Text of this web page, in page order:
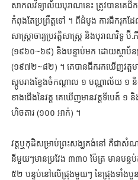
សាកលវិទ្យាល័យបុរាណនេះ ត្រូវបានគេជីក
កំពុងតែប្រព្រឹត្តទៅ ។ ពីដំបូង ការជីករុក
សាស្ត្រាចារ្យប្រវត្តិសាស្ត្រ និងបុរាណវិ
(១៩៦០~៦៩) និងបន្ទាប់មក ដោយស្ថាប័នស្
(១៩៧២~៨២) ។ គេបានជីករកឃើញវត្ត
ស្តូបរាងខ្វែងចំកណ្ដាល ១ បណ្ណាល័យ ១
ខាងជើងនៃវត្ត គេឃើញមានវត្តទីបេត៍
ហិចតារ (១០០ អាក់) ។
វត្តឬកុដិសម្រាប់ព្រះសង្ឃគង់នៅ គឺជាសំ
នីមួយៗមានប្រវែង ៣៣០ ម៉ែត្រ មានបន្ទ
៥២ បន្ទប់នៅលើជ្រុងមួយៗ នៃជ្រុងទាំងបួ